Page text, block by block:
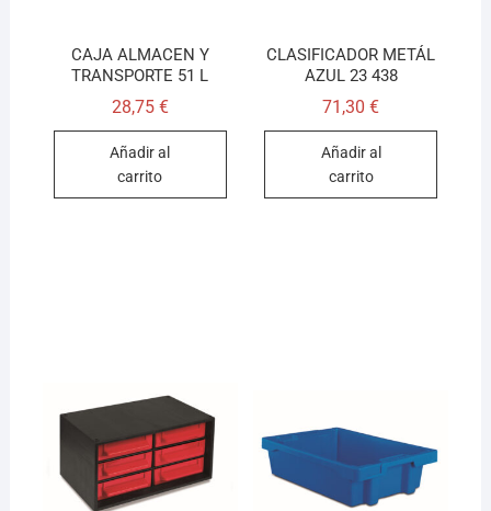
CAJA ALMACEN Y
TRANSPORTE 51 L
28,75 €
Añadir al
carrito
CLASIFICADOR METÁL
AZUL 23 438
71,30€
Añadir al
carrito